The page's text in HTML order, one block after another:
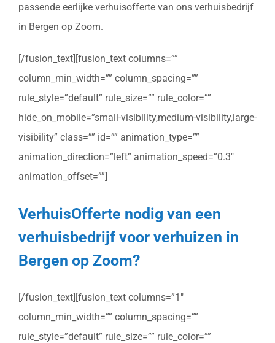
passende eerlijke verhuisofferte van ons verhuisbedrijf
in Bergen op Zoom.
[/fusion_text][fusion_text columns=””
column_min_width=”” column_spacing=””
rule_style=”default” rule_size=”” rule_color=””
hide_on_mobile=”small-visibility,medium-visibility,large-
visibility” class=”” id=”” animation_type=””
animation_direction=”left” animation_speed=”0.3″
animation_offset=””]
VerhuisOfferte nodig van een
verhuisbedrijf voor verhuizen in
Bergen op Zoom?
[/fusion_text][fusion_text columns=”1″
column_min_width=”” column_spacing=””
rule_style=”default” rule_size=”” rule_color=””